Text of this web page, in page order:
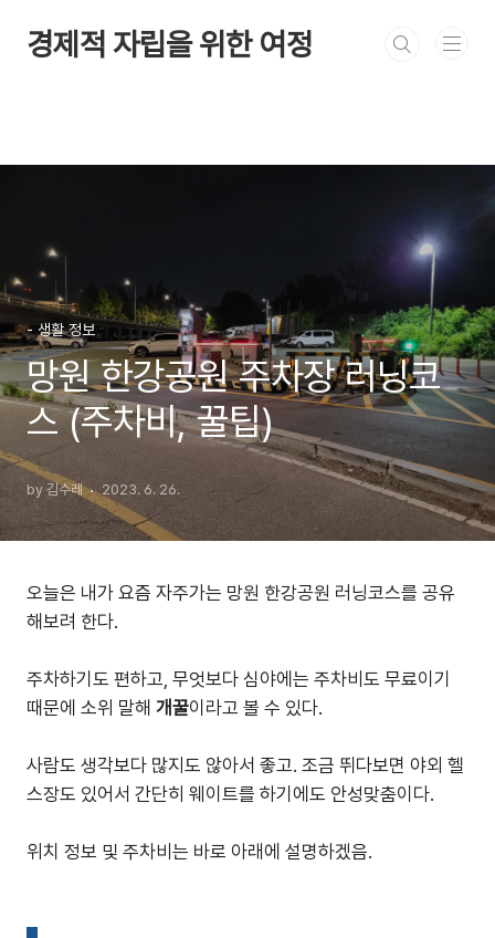
경제적 자립을 위한 여정
- 생활 정보
망원 한강공원 주차장 러닝코
스 (주차비, 꿀팁)
by 김수레 2023. 6. 26.
오늘은 내가 요즘 자주가는 망원 한강공원 러닝코스를 공유
해보려 한다.
주차하기도 편하고, 무엇보다 심야에는 주차비도 무료이기
때문에 소위 말해 개꿀이라고 볼 수 있다.
사람도 생각보다 많지도 않아서 좋고. 조금 뛰다보면 야외 헬
스장도 있어서 간단히 웨이트를 하기에도 안성맞춤이다.
위치 정보 및 주차비는 바로 아래에 설명하겠음.